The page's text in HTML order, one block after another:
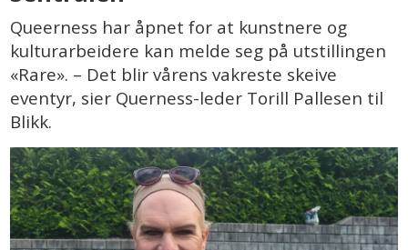
Queerness har åpnet for at kunstnere og
kulturarbeidere kan melde seg på utstillingen
«Rare». – Det blir vårens vakreste skeive
eventyr, sier Querness-leder Torill Pallesen til
Blikk.